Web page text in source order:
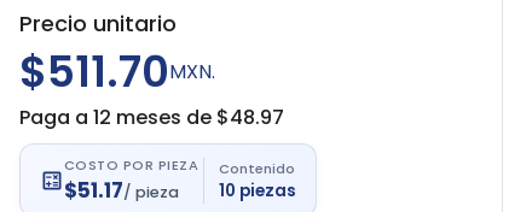
Precio unitario
$511.70MXN.
Paga a 12 meses de $48.97
COSTO POR PIEZA
$51.17/ pieza
Contenido
10 piezas